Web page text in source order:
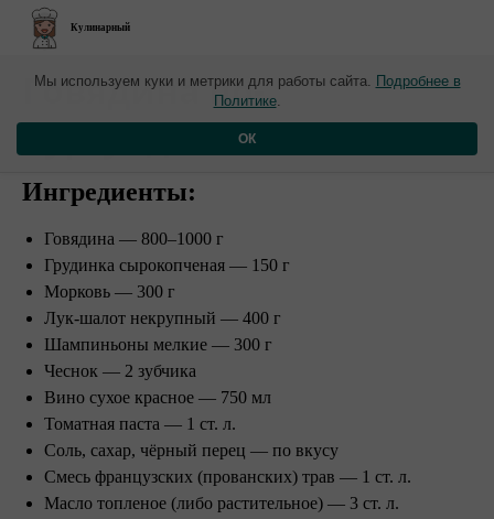
Кулинарный
​Говядина по-
бургундски
Ингредиенты:
Говядина — 800–1000 г
Грудинка сырокопченая — 150 г
Морковь — 300 г
Лук-шалот некрупный — 400 г
Шампиньоны мелкие — 300 г
Чеснок — 2 зубчика
Вино сухое красное — 750 мл
Томатная паста — 1 ст. л.
Соль, сахар, чёрный перец — по вкусу
Смесь французских (прованских) трав — 1 ст. л.
Масло топленое (либо растительное) — 3 ст. л. ⠀
Мы используем куки и метрики для работы сайта. Подробнее в
Политике.
ОК